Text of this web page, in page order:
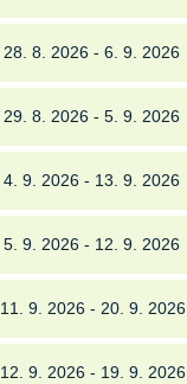
28. 8. 2026 - 6. 9. 2026
29. 8. 2026 - 5. 9. 2026
4. 9. 2026 - 13. 9. 2026
5. 9. 2026 - 12. 9. 2026
11. 9. 2026 - 20. 9. 2026
12. 9. 2026 - 19. 9. 2026